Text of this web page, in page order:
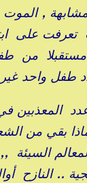
,
تعرفت على
من
طفل واحد
واللاجئين ٧
.. النازح